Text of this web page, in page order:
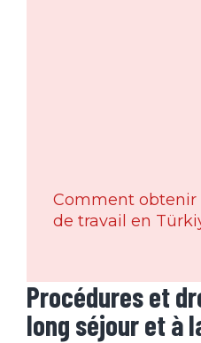
Comment obtenir
de travail en
Procédures et
long séjour et à